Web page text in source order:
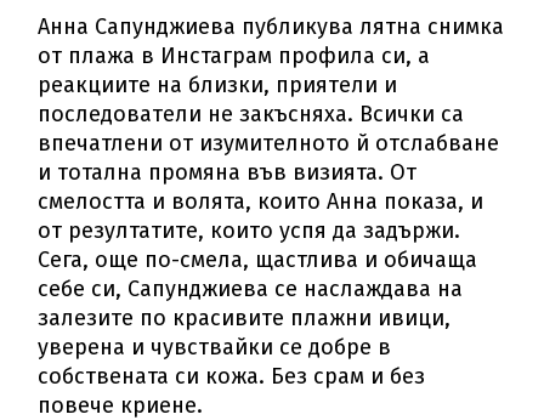
Анна Сапунджиева публикува лятна снимка
от плажа в Инстаграм профила си, а
реакциите на близки, приятели и
последователи не закъсняха. Всички са
впечатлени от изумителното й отслабване
и тотална промяна във визията. От
смелостта и волята, които Анна показа, и
от резултатите, които успя да задържи.
Сега, още по-смела, щастлива и обичаща
себе си, Сапунджиева се наслаждава на
залезите по красивите плажни ивици,
уверена и чувствайки се добре в
собствената си кожа. Без срам и без
повече криене.